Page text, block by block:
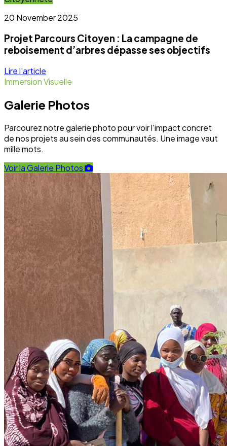
Dernières nouvelles du terrain
Toute l'actualité
Finance